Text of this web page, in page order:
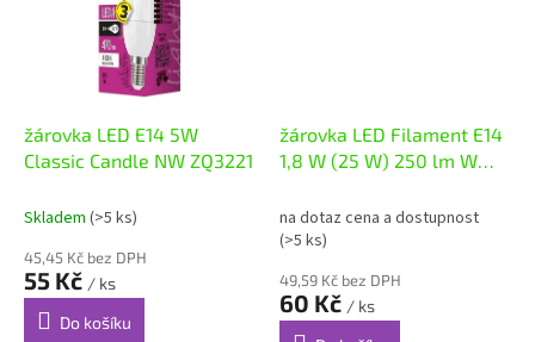
žárovka LED E14 5W
Classic Candle NW ZQ3221
Skladem (>5 ks)
45,45 Kč bez DPH
55 Kč / ks
Do košíku
žárovka LED Filament E14
1,8 W (25 W) 250 lm WW
na dotaz cena a dostupnost
(>5 ks)
49,59 Kč bez DPH
60 Kč / ks